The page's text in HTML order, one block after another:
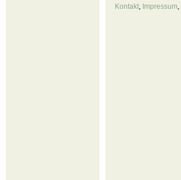
Kontakt, Impressum,